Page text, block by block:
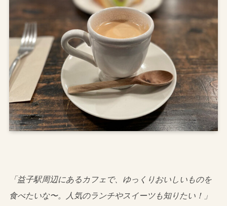
「益子駅周辺にあるカフェで、ゆっくりおいしいものを
食べたいな〜。人気のランチやスイーツも知りたい！」